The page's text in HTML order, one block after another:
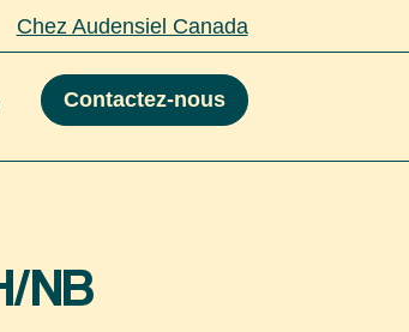
Chez Audensiel Canada
Contactez-nous
NB